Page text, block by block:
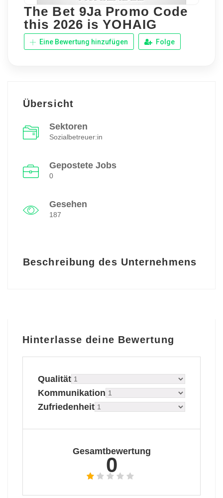
The Bet 9Ja Promo Code
this 2026 is YOHAIG
Eine Bewertung hinzufügen Folge
Übersicht
Sektoren
Sozialbetreuer:in
Gepostete Jobs
0
Gesehen
187
Beschreibung des Unternehmens
Hinterlasse deine Bewertung
Qualität
Kommunikation
Zufriedenheit
Gesamtbewertung
0